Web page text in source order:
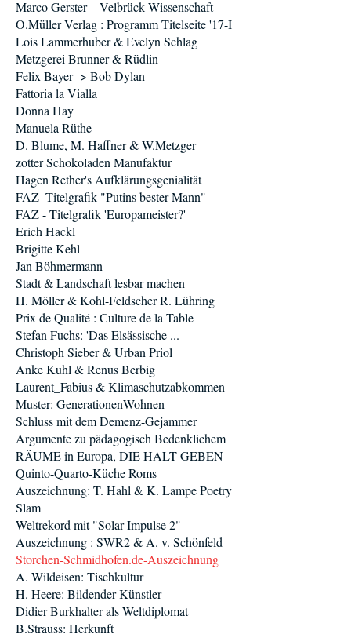
Marco Gerster – Velbrück Wissenschaft
O.Müller Verlag : Programm Titelseite '17-I
Lois Lammerhuber & Evelyn Schlag
Metzgerei Brunner & Rüdlin
Felix Bayer -> Bob Dylan
Fattoria la Vialla
Donna Hay
Manuela Rüthe
D. Blume, M. Haffner & W.Metzger
zotter Schokoladen Manufaktur
Hagen Rether's Aufklärungsgenialität
FAZ -Titelgrafik "Putins bester Mann"
FAZ - Titelgrafik 'Europameister?'
Erich Hackl
Brigitte Kehl
Jan Böhmermann
Stadt & Landschaft lesbar machen
H. Möller & Kohl-Feldscher R. Lühring
Prix de Qualité : Culture de la Table
Stefan Fuchs: 'Das Elsässische ...
Christoph Sieber & Urban Priol
Anke Kuhl & Renus Berbig
Laurent_Fabius & Klimaschutzabkommen
Muster: GenerationenWohnen
Schluss mit dem Demenz-Gejammer
Argumente zu pädagogisch Bedenklichem
RÄUME in Europa, DIE HALT GEBEN
Quinto-Quarto-Küche Roms
Auszeichnung: T. Hahl & K. Lampe Poetry
Slam
Weltrekord mit "Solar Impulse 2"
Auszeichnung : SWR2 & A. v. Schönfeld
Storchen-Schmidhofen.de-Auszeichnung
A. Wildeisen: Tischkultur
H. Heere: Bildender Künstler
Didier Burkhalter als Weltdiplomat
B.Strauss: Herkunft